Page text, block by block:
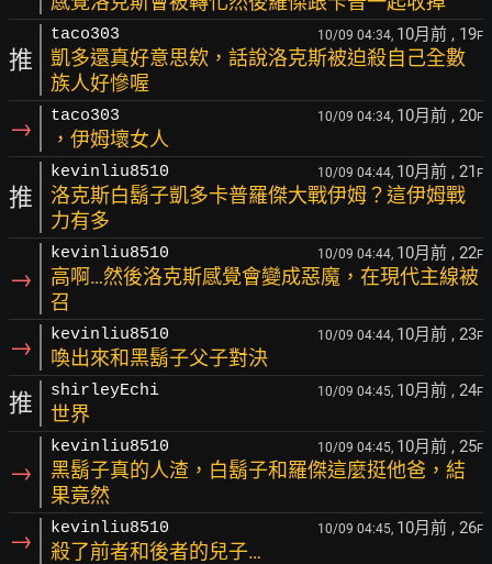
推
taco303 10/09 04:34, 10月前 , 19F
凱多還真好意思欸，話說洛克斯被迫殺自己全數
族人好慘喔
→ taco303 10/09 04:34, 10月前 , 20F
，伊姆壞女人
推
kevinliu8510 10/09 04:44, 10月前 , 21 F
洛克斯白鬍子凱多卡普羅傑大戰伊姆？這伊姆戰
力有多
→
kevinliu8510 10/09 04:44, 10月前 , 22F
高啊…然後洛克斯感覺會變成惡魔，在現代主線被
召
→ kevinliu8510 10/09 04:44, 10月前 , 23F
喚出來和黑鬍子父子對決
推 shirleyEchi 10/09 04:45, 10月前 , 24F
世界
→
kevinliu8510 10/09 04:45, 10月前 , 25F
黑鬍子真的人渣，白鬍子和羅傑這麼挺他爸，結
果竟然
→ kevinliu8510 10/09 04:45, 10月前 , 26F
殺了前者和後者的兒子…